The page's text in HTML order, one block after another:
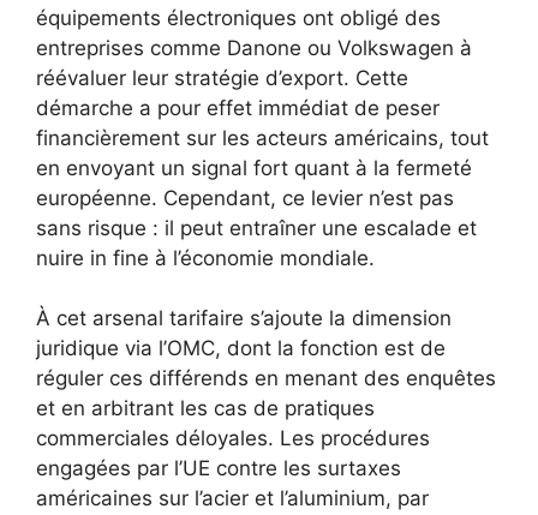
équipements électroniques ont obligé des
entreprises comme Danone ou Volkswagen à
réévaluer leur stratégie d’export. Cette
démarche a pour effet immédiat de peser
financièrement sur les acteurs américains, tout
en envoyant un signal fort quant à la fermeté
européenne. Cependant, ce levier n’est pas
sans risque : il peut entraîner une escalade et
nuire in fine à l’économie mondiale.
À cet arsenal tarifaire s’ajoute la dimension
juridique via l’OMC, dont la fonction est de
réguler ces différends en menant des enquêtes
et en arbitrant les cas de pratiques
commerciales déloyales. Les procédures
engagées par l’UE contre les surtaxes
américaines sur l’acier et l’aluminium, par